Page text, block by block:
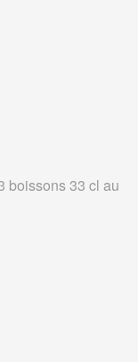
boissons 33 cl au